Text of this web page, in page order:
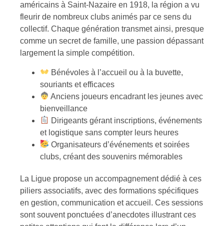
américains à Saint-Nazaire en 1918, la région a vu
fleurir de nombreux clubs animés par ce sens du
collectif. Chaque génération transmet ainsi, presque
comme un secret de famille, une passion dépassant
largement la simple compétition.
Bénévoles à l’accueil ou à la buvette,
souriants et efficaces
Anciens joueurs encadrant les jeunes avec
bienveillance
Dirigeants gérant inscriptions, événements
et logistique sans compter leurs heures
Organisateurs d’événements et soirées
clubs, créant des souvenirs mémorables
La Ligue propose un accompagnement dédié à ces
piliers associatifs, avec des formations spécifiques
en gestion, communication et accueil. Ces sessions
sont souvent ponctuées d’anecdotes illustrant ces